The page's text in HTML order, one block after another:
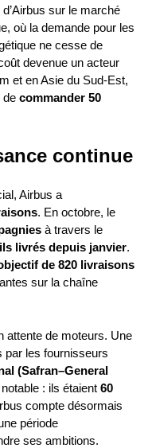
sur le marché
où la demande pour les
ne cesse de
devenue un acteur
et en Asie du Sud-Est,
de commander 50
continue
Airbus a
. En octobre, le
à travers le
livrés depuis janvier.
de 820 livraisons
sur la chaîne
attente de moteurs. Une
par les fournisseurs
(Safran–General
: ils étaient 60
compte désormais
période
ses ambitions.